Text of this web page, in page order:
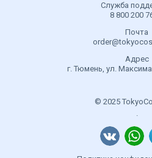
Служба
8 800 200
Почта
Адрес
г. Тюмень, ул.
© 2025
.